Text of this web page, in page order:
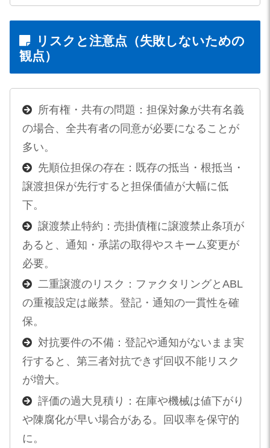
リスクと注意点（失敗しないための
観点）
所有権・共有の問題：担保対象が共有名義
の場合、全共有者の同意が必要になることが
多い。
先順位担保の存在：既存の抵当・根抵当・
譲渡担保が先行すると担保価値が大幅に低
下。
譲渡禁止特約：売掛債権に譲渡禁止条項が
あると、通知・承諾の取得やスキーム変更が
必要。
二重譲渡のリスク：ファクタリングとABL
の重複設定は厳禁。登記・通知の一貫性を確
保。
対抗要件の不備：登記や通知がないまま実
行すると、第三者対抗できず回収不能リスク
が増大。
評価の過大見積り：在庫や機械は値下がり
や陳腐化が早い場合がある。回収率を保守的
に。